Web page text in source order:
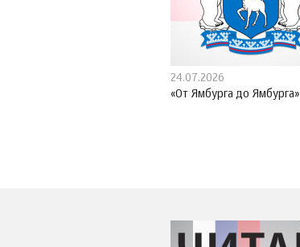
24.07.2026
«От Ямбурга до Ямбурга»